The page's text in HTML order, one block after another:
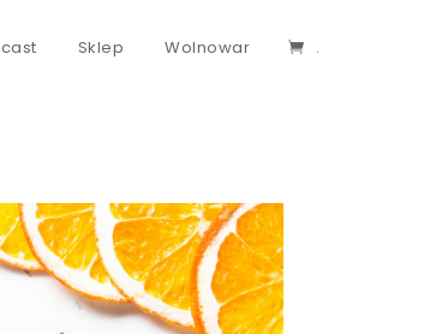
Sklep Wolnowar .